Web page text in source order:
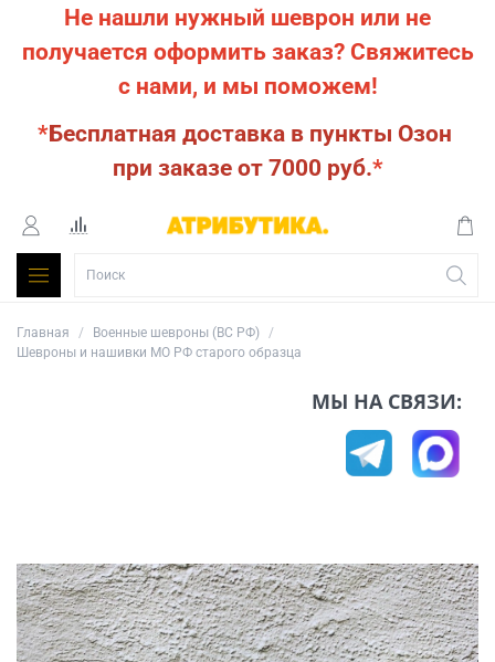
Не нашли нужный шеврон или не
получается оформить заказ? Свяжитесь
с нами, и мы поможем!
*Бесплатная доставка в пункты Озон
при заказе от 7000 руб.*
Главная
Военные шевроны (ВС РФ)
Шевроны и нашивки МО РФ старого образца
МЫ НА СВЯЗИ: